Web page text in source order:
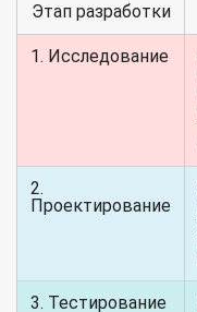
Этап разработки
1. Исследование
2.
Проектирование
3. Тестирование